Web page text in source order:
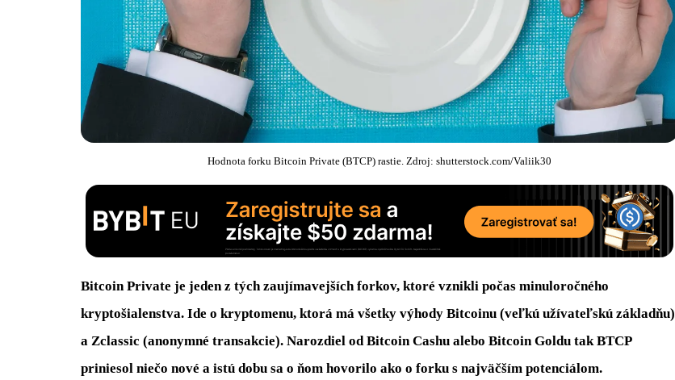
Hodnota forku Bitcoin Private (BTCP) rastie. Zdroj: shutterstock.com/Valiik30
Bitcoin Private je jeden z tých zaujímavejších forkov, ktoré vznikli počas minuloročného
kryptošialenstva. Ide o kryptomenu, ktorá má všetky výhody Bitcoinu (veľkú užívateľskú základňu)
a Zclassic (anonymné transakcie). Narozdiel od Bitcoin Cashu alebo Bitcoin Goldu tak BTCP
priniesol niečo nové a istú dobu sa o ňom hovorilo ako o forku s najväčším potenciálom.